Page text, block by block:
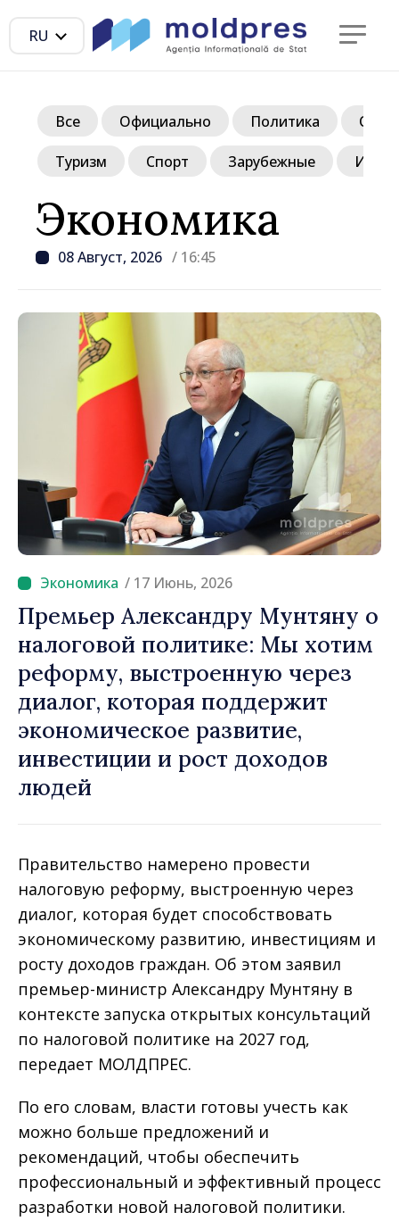
RU
Экономика
08 Август, 2026 / 16:45
Все Официально Политика
Туризм Спорт Зарубежные
/ 17 Июнь, 2026
Премьер Александру Мунтяну о
налоговой политике: Мы хотим
реформу, выстроенную через
диалог, которая поддержит
экономическое развитие,
инвестиции и рост доходов
людей
Правительство намерено провести
налоговую реформу, выстроенную через
диалог, которая будет способствовать
экономическому развитию, инвестициям и
росту доходов граждан. Об этом заявил
премьер-министр Александру Мунтяну в
контексте запуска открытых консультаций
по налоговой политике на 2027 год,
передает МОЛДПРЕС.
По его словам, власти готовы учесть как
можно больше предложений и
рекомендаций, чтобы обеспечить
профессиональный и эффективный процесс
разработки новой налоговой политики.